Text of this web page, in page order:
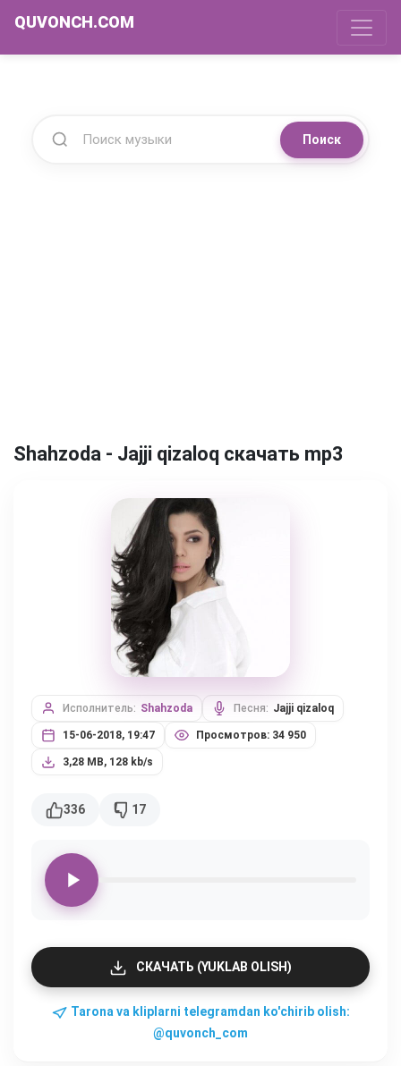
QUVONCH.COM
Поиск
Shahzoda - Jajji qizaloq скачать mp3
Исполнитель: Shahzoda Песня: Jajji qizaloq
15-06-2018, 19:47 Просмотров: 34 950
3,28 MB, 128 kb/s
336 17
СКАЧАТЬ (YUKLAB OLISH)
Tarona va kliplarni telegramdan ko'chirib olish:
@quvonch_com